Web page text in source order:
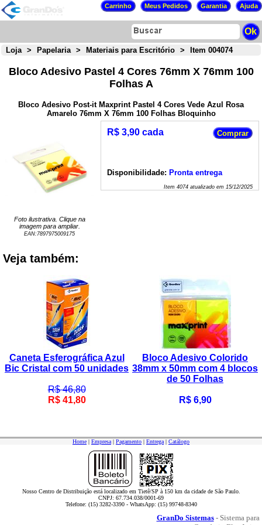
Loja > Papelaria > Materiais para Escritório > Item 004074
Bloco Adesivo Pastel 4 Cores 76mm X 76mm 100
Folhas A
Bloco Adesivo Post-it Maxprint Pastel 4 Cores Vede Azul Rosa
Amarelo 76mm X 76mm 100 Folhas Bloquinho
Foto ilustrativa. Clique na
imagem para ampliar.
EAN: 7897975009175
R$ 3,90 cada
Disponibilidade: Pronta entrega
Item 4074atualizado em 15/12/2025
Veja também:
Caneta Esferográfica Azul
Bic Cristal com 50 unidades
R$ 46,80
R$ 41,80
Bloco Adesivo Colorido
38mm x 50mm com 4 blocos
de 50 Folhas
R$ 6,90
Home | Empresa| Pagamento | Entrega| Catálogo
Nosso Centro de Distribuição está localizado em Tietê/SP à 150 km da cidade de São Paulo.
CNPJ: 67.734.038/0001-69
Telefone: (15) 3282-3390 - WhatsApp: (15) 99748-8340
GranDo Sistemas- Sistema para